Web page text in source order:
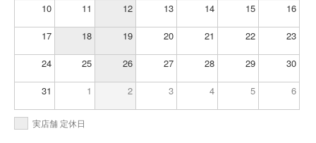
10 11 12 13 14 15 16
17 18 19 20 21 22 23
24 25 26 27 28 29 30
31 1 2 3 4 5 6
実店舗 定休日